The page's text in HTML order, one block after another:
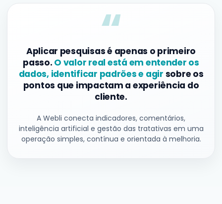
“
Aplicar pesquisas é apenas o primeiro
passo. O valor real está em entender os
dados, identificar padrões e agir sobre os
pontos que impactam a experiência do
cliente.
A Webli conecta indicadores, comentários,
inteligência artificial e gestão das tratativas em uma
operação simples, contínua e orientada à melhoria.